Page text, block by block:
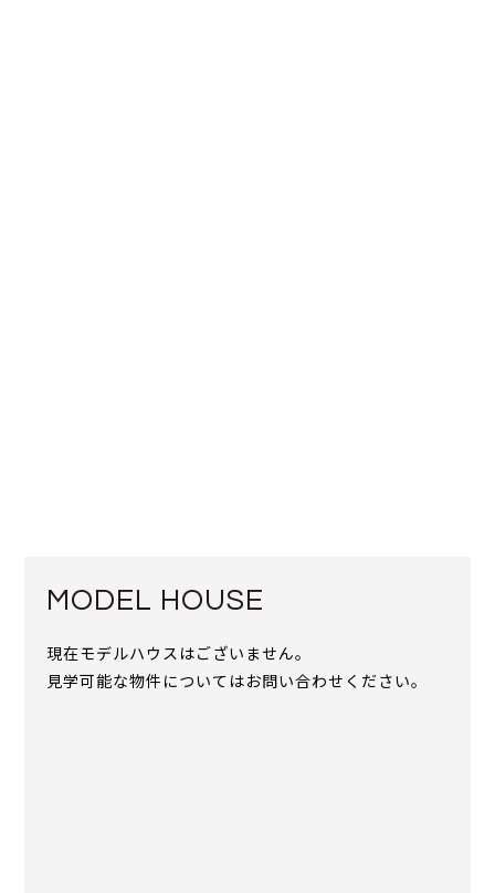
MODEL HOUSE
現在モデルハウスはございません。
見学可能な物件についてはお問い合わせください。